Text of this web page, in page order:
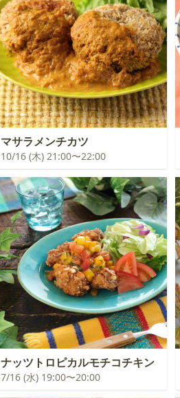
マサラメンチカツ
10/16 (木) 21:00〜22:00
ナッツトロピカルモチコチキン
7/16 (水) 19:00〜20:00